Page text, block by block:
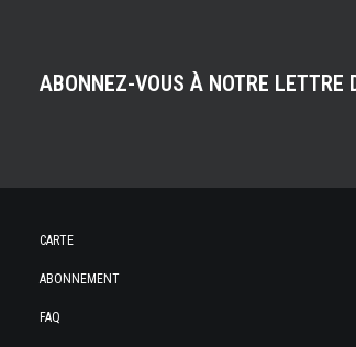
ABONNEZ-VOUS À NOTRE LETTRE
CARTE
ABONNEMENT
FAQ